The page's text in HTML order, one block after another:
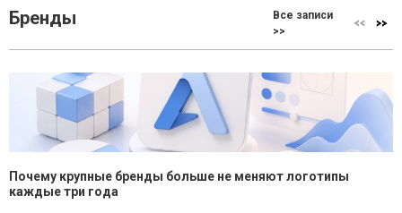
Бренды
Все записи
>>
Почему крупные бренды больше не меняют логотипы
каждые три года